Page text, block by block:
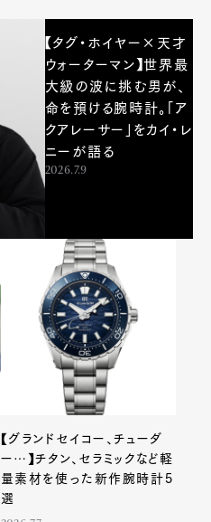
【タグ・ホイヤー×天才
ウォーターマン】世界最
大級の波に挑む男が、
命を預ける腕時計。「ア
クアレーサー」をカイ・レ
ニーが語る
2026.7.9
【グランドセイコー、チューダ
ー…】チタン、セラミックなど軽
量素材を使った新作腕時計5
選